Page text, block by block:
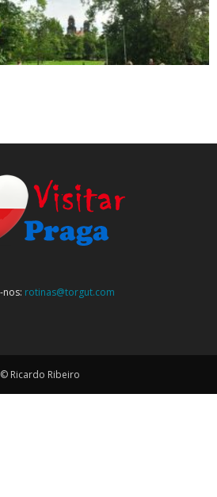
nos: rotinas@torgut.com
© Ricardo Ribeiro